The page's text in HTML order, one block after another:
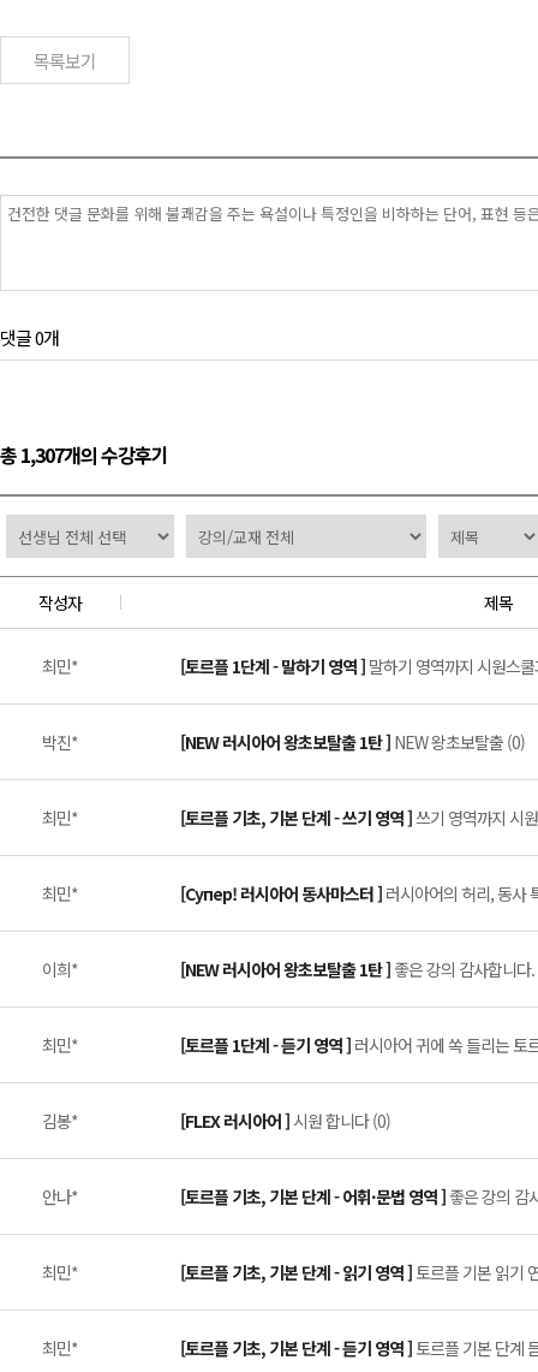
목록보기
댓글 0개
총 1,307개의 수강후기
작성자 제목
최민* [토르플 1단계 - 말하기 영역 ] 말하기 영역까지 시원스
박진* [NEW 러시아어 왕초보탈출 1탄 ] NEW 왕초보탈출 (0)
최민* [토르플 기초, 기본 단계 - 쓰기 영역 ]쓰기 영역까지 시
최민* [Супер! 러시아어 동사마스터 ] 러시아어의 허리, 동사
이희* [NEW 러시아어 왕초보탈출 1탄 ] 좋은 강의 감사합니다
최민* [토르플 1단계 - 듣기 영역 ] 러시아어 귀에 쏙 들리는 토
김봉* [FLEX 러시아어 ]시원 합니다 (0)
안나* [토르플 기초, 기본 단계 - 어휘·문법 영역 ] 좋은 강의 감
최민* [토르플 기초, 기본 단계 - 읽기 영역 ] 토르플 기본 읽기
최민* [토르플 기초, 기본 단계 - 듣기 영역 ] 토르플 기본 단계